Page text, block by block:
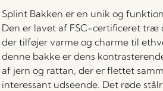
Splint Bakken er en unik og
Den er lavet af FSC-certificeret træ
der tilføjer varme og charme til
denne bakke er dens
af jern og rattan, der er flettet
interessant udseende. Det røde